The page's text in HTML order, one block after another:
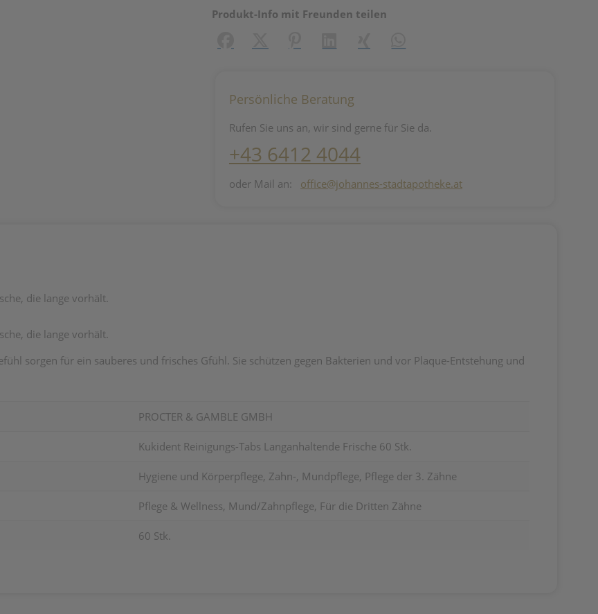
Produkt-Info mit Freunden teilen
Persönliche Beratung
Rufen Sie uns an, wir sind gerne für Sie da.
+43 6412 4044
oder Mail an: office@johannes-stadtapotheke.at
die lange vorhält.
die lange vorhält.
sorgen für ein sauberes und frisches Gfühl. Sie schützen gegen Bakterien und vor Plaque-Entstehung und
PROCTER & GAMBLE GMBH
Kukident Reinigungs-Tabs Langanhaltende Frische 60 Stk.
Hygiene und Körperpflege, Zahn-, Mundpflege, Pflege der 3. Zähne
Pflege & Wellness, Mund/Zahnpflege, Für die Dritten Zähne
60 Stk.